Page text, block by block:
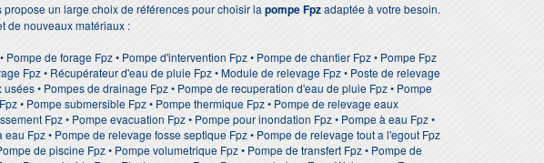
propose un large choix de références pour choisir la pompe Fpzadaptée à votre besoin.
de nouveaux matériaux :
de forage Fpz • Pompe d'intervention Fpz • Pompe de chantier Fpz • Pompe Fpz
Fpz • Récupérateur d'eau de pluie Fpz • Module de relevage Fpz • Poste de relevage
• Pompes de drainage Fpz • Pompe de recuperation d'eau de pluie Fpz • Pompe
• Pompe submersible Fpz • Pompe thermique Fpz • Pompe de relevage eaux
Fpz • Pompe evacuation Fpz • Pompe pour inondation Fpz • Pompe à eau Fpz •
Fpz • Pompe de relevage fosse septique Fpz • Pompe de relevage tout a l'egout Fpz
de piscine Fpz • Pompe volumetrique Fpz • Pompe de transfert Fpz • Pompe de